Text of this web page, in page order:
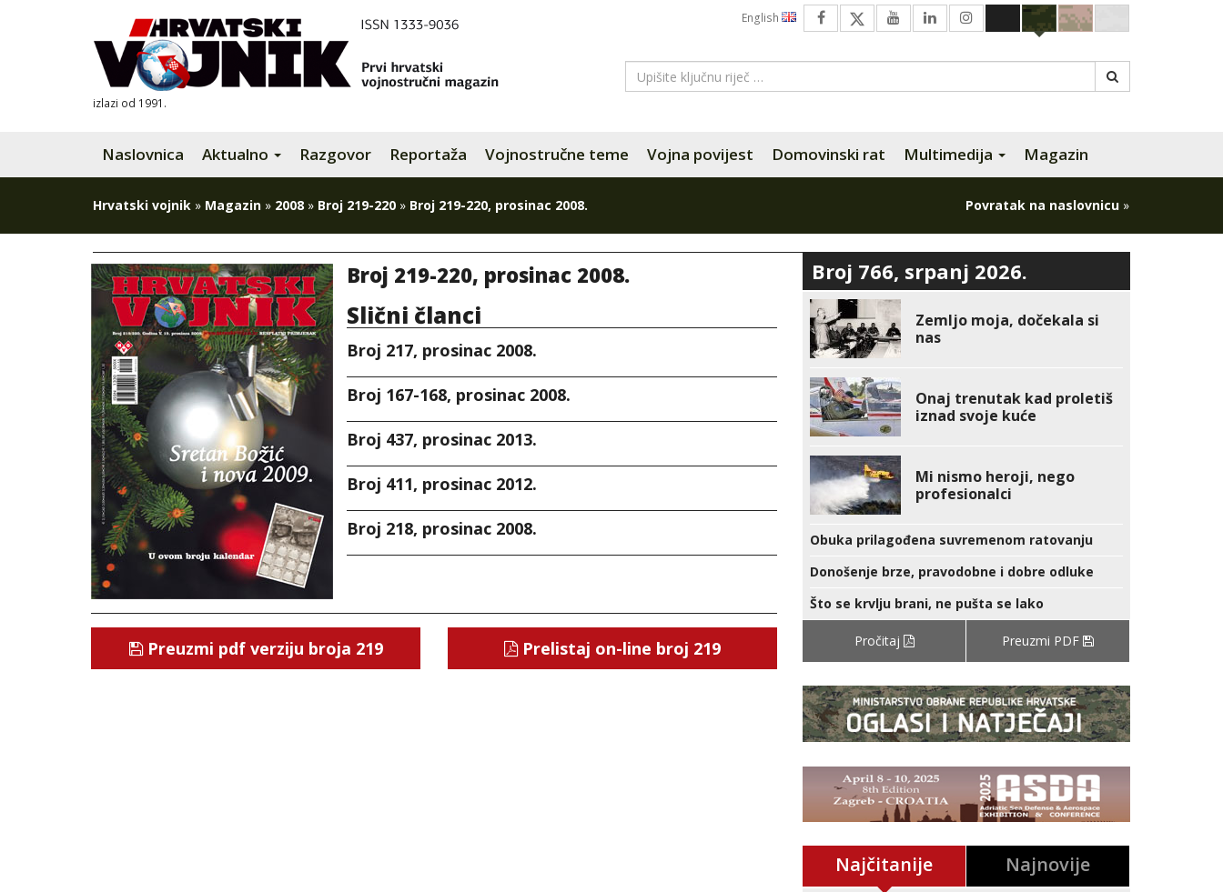
izlazi od 1991.
English
Naslovnica Aktualno Razgovor Reportaža Vojnostručne teme Vojna povijest Domovinski rat Multimedija Magazin
Hrvatski vojnik » Magazin » 2008 » Broj 219-220 » Broj 219-220, prosinac 2008. Povratak na naslovnicu »
Broj 219-220, prosinac 2008.
Slični članci
Broj 217, prosinac 2008.
Broj 167-168, prosinac 2008.
Broj 437, prosinac 2013.
Broj 411, prosinac 2012.
Broj 218, prosinac 2008.
Preuzmi pdf verziju broja 219 Prelistaj on-line broj 219
Broj 766, srpanj 2026.
Zemljo moja, dočekala si
nas
Onaj trenutak kad proletiš
iznad svoje kuće
Mi nismo heroji, nego
profesionalci
Obuka prilagođena suvremenom ratovanju
Donošenje brze, pravodobne i dobre odluke
Što se krvlju brani, ne pušta se lako
Pročitaj Preuzmi PDF
Najčitanije Najnovije